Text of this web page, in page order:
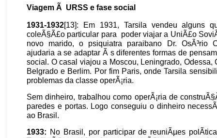
Viagem Ã URSS e fase social
1931-1932[13]: Em 1931, Tarsila vendeu alguns
coleÃ§Ã£o particular para poder viajar a UniÃ£o
novo marido, o psiquiatra paraibano Dr. OsÃ³rio
ajudaria a se adaptar Ã s diferentes formas de
social. O casal viajou a Moscou, Leningrado, Odessa,
Belgrado e Berlim. Por fim Paris, onde Tarsila
problemas da classe operÃ¡ria.
Sem dinheiro, trabalhou como operÃ¡ria de
paredes e portas. Logo conseguiu o dinheiro
ao Brasil.
1933: No Brasil, por participar de reuniÃµes